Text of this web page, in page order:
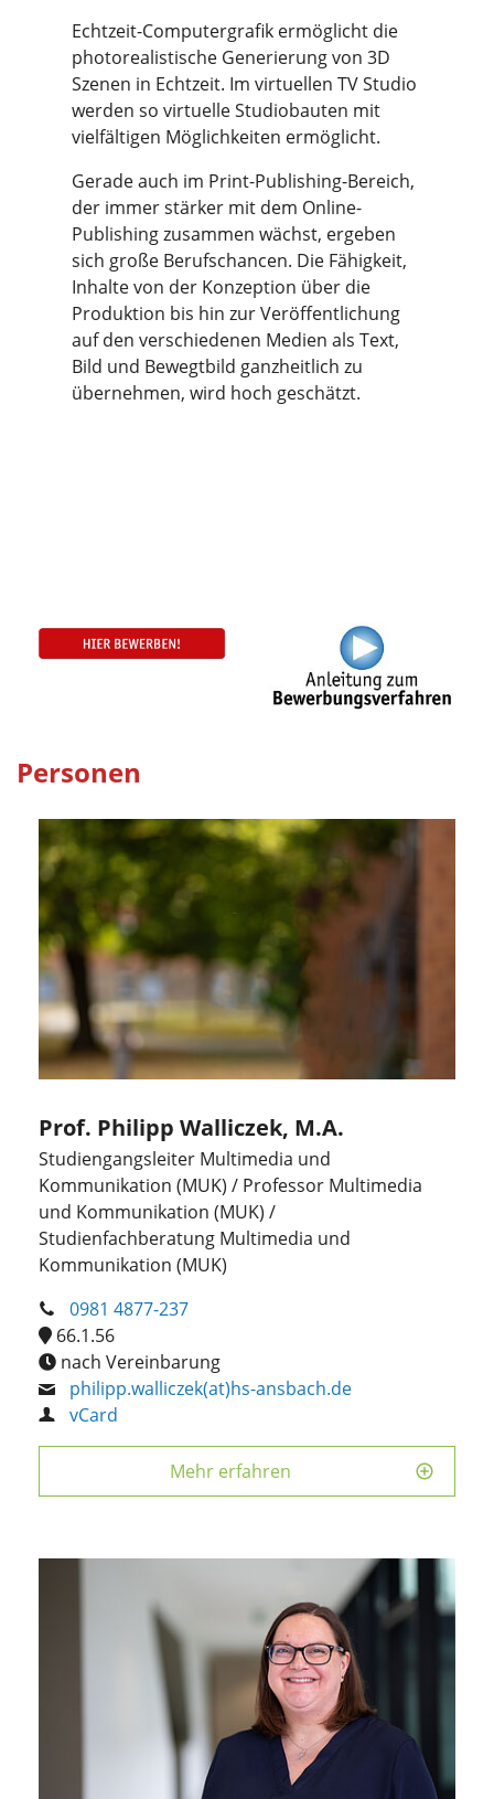
Echtzeit-Computergrafik ermöglicht die
photorealistische Generierung von 3D
Szenen in Echtzeit. Im virtuellen TV Studio
werden so virtuelle Studiobauten mit
vielfältigen Möglichkeiten ermöglicht.
Gerade auch im Print-Publishing-Bereich,
der immer stärker mit dem Online-
Publishing zusammen wächst, ergeben
sich große Berufschancen. Die Fähigkeit,
Inhalte von der Konzeption über die
Produktion bis hin zur Veröffentlichung
auf den verschiedenen Medien als Text,
Bild und Bewegtbild ganzheitlich zu
übernehmen, wird hoch geschätzt.
Personen
Prof. Philipp Walliczek, M.A.
Studiengangsleiter Multimedia und
Kommunikation (MUK) / Professor Multimedia
und Kommunikation (MUK) /
Studienfachberatung Multimedia und
Kommunikation (MUK)
0981 4877-237
66.1.56
nach Vereinbarung
philipp.walliczek(at)hs-ansbach.de
vCard
Mehr erfahren